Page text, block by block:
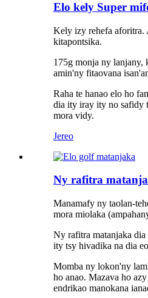
Elo kely Super
Kely izy rehefa aforitra.
kitapontsika.
175g monja ny lanjany,
amin'ny fitaovana
Raha te hanao elo ho
dia ity iray ity no safidy
mora vidy.
Jereo
Ny rafitra
Manamafy ny taolan-
mora miolaka
Ny rafitra matanjaka
ity tsy hivadika na dia
Momba ny lokon'ny
ho anao. Mazava ho
endrikao manokana